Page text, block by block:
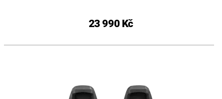
23 990 Kč